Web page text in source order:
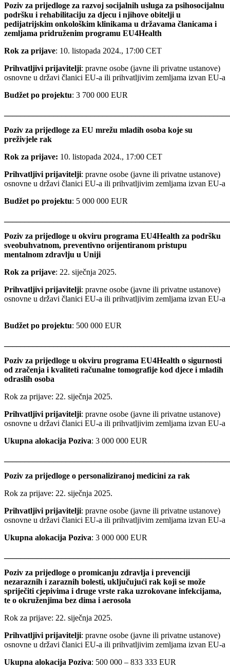
Poziv za prijedloge za razvoj socijalnih usluga za psihosocijalnu
podršku i rehabilitaciju za djecu i njihove obitelji u
pedijatrijskim onkološkim klinikama u državama članicama i
zemljama pridruženim programu EU4Health
Rok za prijave: 10. listopada 2024., 17:00 CET
Prihvatljivi prijavitelji: pravne osobe (javne ili privatne ustanove)
osnovne u državi članici EU-a ili prihvatljivim zemljama izvan EU-a
Budžet po projektu: 3 700 000 EUR
Poziv za prijedloge za EU mrežu mladih osoba koje su
preživjele rak
Rok za prijave: 10. listopada 2024., 17:00 CET
Prihvatljivi prijavitelji: pravne osobe (javne ili privatne ustanove)
osnovne u državi članici EU-a ili prihvatljivim zemljama izvan EU-a
Budžet po projektu: 5 000 000 EUR
Poziv za prijedloge u okviru programa EU4Health za podršku
sveobuhvatnom, preventivno orijentiranom pristupu
mentalnom zdravlju u Uniji
Rok za prijave: 22. siječnja 2025.
Prihvatljivi prijavitelji: pravne osobe (javne ili privatne ustanove)
osnovne u državi članici EU-a ili prihvatljivim zemljama izvan EU-a
Budžet po projektu: 500 000 EUR
Poziv za prijedloge u okviru programa EU4Health o sigurnosti
od zračenja i kvaliteti računalne tomografije kod djece i mladih
odraslih osoba
Rok za prijave: 22. siječnja 2025.
Prihvatljivi prijavitelji: pravne osobe (javne ili privatne ustanove)
osnovne u državi članici EU-a ili prihvatljivim zemljama izvan EU-a
Ukupna alokacija Poziva: 3 000 000 EUR
Poziv za prijedloge o personaliziranoj medicini za rak
Rok za prijave: 22. siječnja 2025.
Prihvatljivi prijavitelji: pravne osobe (javne ili privatne ustanove)
osnovne u državi članici EU-a ili prihvatljivim zemljama izvan EU-a
Ukupna alokacija Poziva: 3 000 000 EUR
Poziv za prijedloge o promicanju zdravlja i prevenciji
nezaraznih i zaraznih bolesti, uključujući rak koji se može
spriječiti cjepivima i druge vrste raka uzrokovane infekcijama,
te o okruženjima bez dima i aerosola
Rok za prijave: 22. siječnja 2025.
Prihvatljivi prijavitelji: pravne osobe (javne ili privatne ustanove)
osnovne u državi članici EU-a ili prihvatljivim zemljama izvan EU-a
Ukupna alokacija Poziva: 500 000 – 833 333 EUR